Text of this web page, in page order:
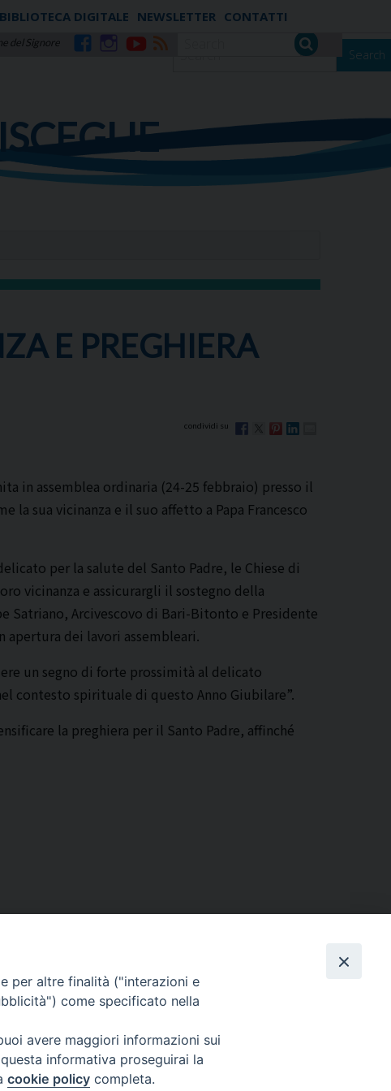
del Signore
BIBLIOTECA DIGITALE NEWSLETTER CONTATTI
Search
E PREGHIERA
in assemblea ordinaria (24-25 febbraio) presso il
la sua vicinanza e il suo affetto a Papa Francesco
per la salute del Santo Padre, le Chiese di
vicinanza e assicurargli il sostegno della
Satriano, Arcivescovo di Bari-Bitonto e Presidente
apertura dei lavori assembleari.
un segno di forte prossimità al delicato
contesto spirituale di questo Anno Giubilare”.
la preghiera per il Santo Padre, affinché
Via Beltrani, 9
Centralino Tel. 0883 494211
Cancelleria Tel. 0883 494204
per altre finalità ("interazioni e
come specificato nella
avere maggiori informazioni sui
informativa proseguirai la
cookie policy completa.